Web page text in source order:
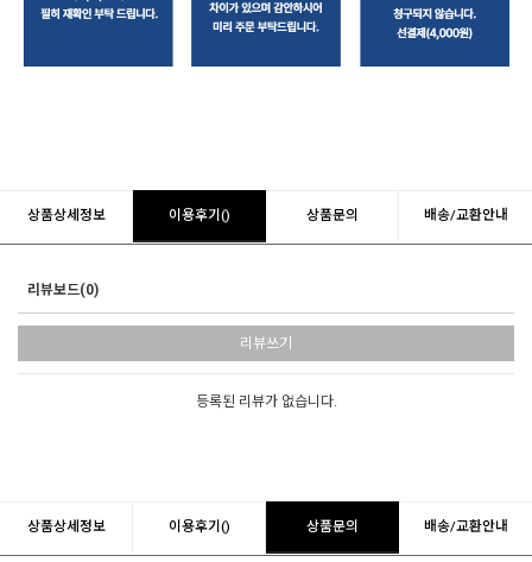
상품상세정보 이용후기() 상품문의 배송/교환안내
리뷰보드(0)
리뷰쓰기
등록된 리뷰가 없습니다.
상품상세정보 이용후기() 상품문의 배송/교환안내